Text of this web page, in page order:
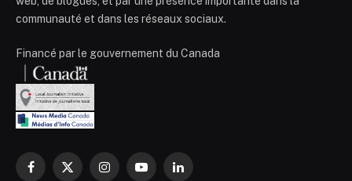
communauté et dans les réseaux sociaux.
Financé par le gouvernement du Canada
Facebook
X
InstagramYouTubeLinkedIn